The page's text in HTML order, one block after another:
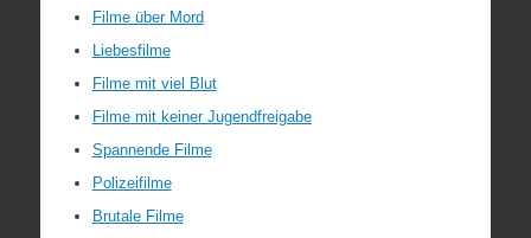
Filme über Mord
Liebesfilme
Filme mit viel Blut
Filme mit keiner Jugendfreigabe
Spannende Filme
Polizeifilme
Brutale Filme